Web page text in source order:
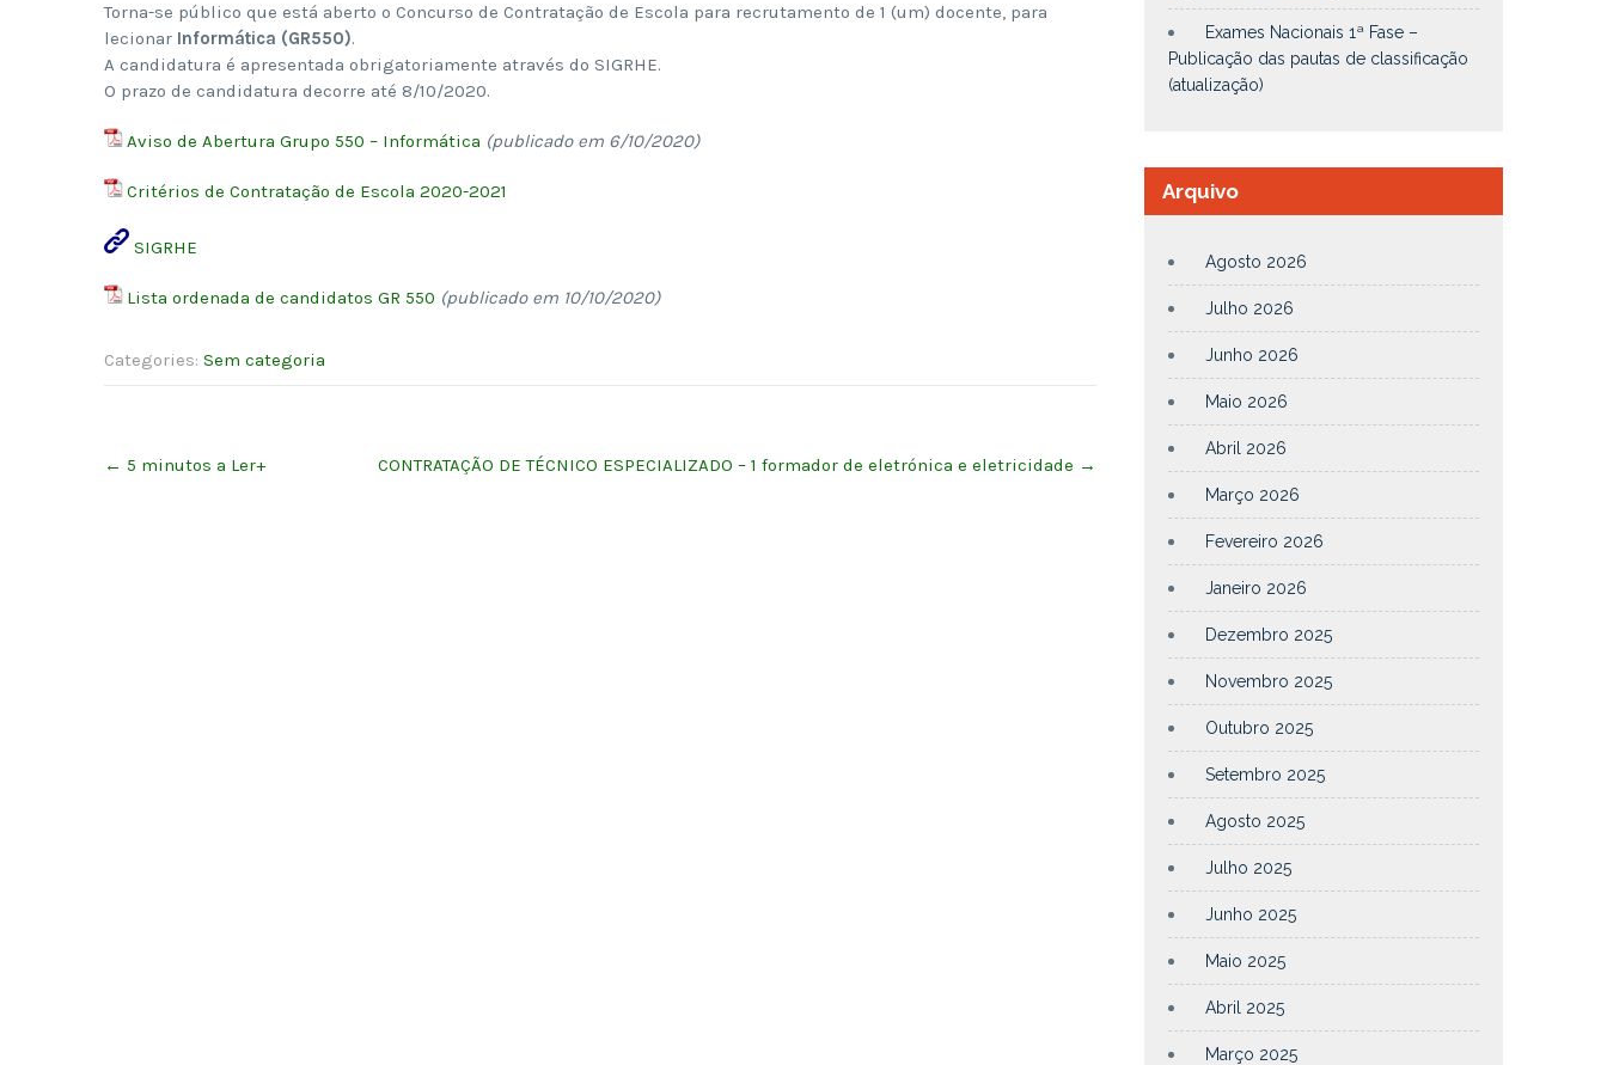
Torna-se público que está aberto o Concurso de Contratação de Escola para recrutamento de 1 (um) docente, para
lecionar Informática (GR550).
A candidatura é apresentada obrigatoriamente através do SIGRHE.
O prazo de candidatura decorre até 8/10/2020.
Aviso de Abertura Grupo 550 – Informática (publicado em 6/10/2020)
Critérios de Contratação de Escola 2020-2021
SIGRHE
Lista ordenada de candidatos GR 550 (publicado em 10/10/2020)
Categories: Sem categoria
navigation
← 5 minutos a Ler+ CONTRATAÇÃO DE TÉCNICO ESPECIALIZADO – 1 formador de eletrónica e eletricidade →
Exames Nacionais 1ª Fase –
Publicação das pautas de classificação
(atualização)
Arquivo
Agosto 2026
Julho 2026
Junho 2026
Maio 2026
Abril 2026
Março 2026
Fevereiro 2026
Janeiro 2026
Dezembro 2025
Novembro 2025
Outubro 2025
Setembro 2025
Agosto 2025
Julho 2025
Junho 2025
Maio 2025
Abril 2025
Março 2025